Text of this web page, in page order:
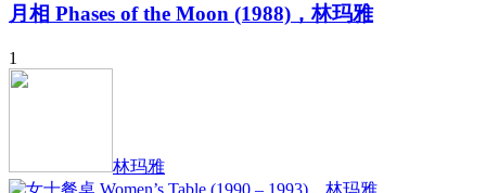
月相 Phases of the Moon (1988)，林玛雅
1
林玛雅